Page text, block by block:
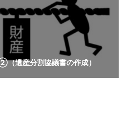
遺産分割協議書の作成）